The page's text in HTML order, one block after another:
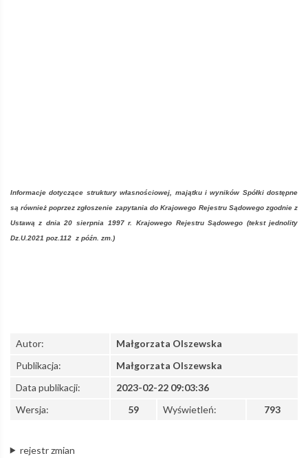
Informacje dotyczące struktury własnościowej, majątku i wyników Spółki dostępne
są również poprzez zgłoszenie zapytania do Krajowego Rejestru Sądowego zgodnie z
Ustawą z dnia 20 sierpnia 1997 r. Krajowego Rejestru Sądowego (tekst jednolity
Dz.U.2021 poz.112 z późn. zm.)
Autor: Małgorzata Olszewska
Wersja: 59 Wyświetleń: 793
Publikacja:
Małgorzata Olszewska
Data publikacji:
2023-02-22 09:03:36
rejestr zmian